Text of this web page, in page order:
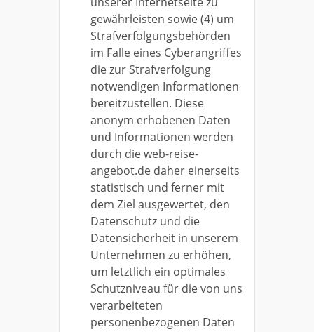
gewährleisten sowie (4) um
Strafverfolgungsbehörden
im Falle eines Cyberangriffes
die zur Strafverfolgung
notwendigen Informationen
bereitzustellen. Diese
anonym erhobenen Daten
und Informationen werden
durch die web-reise-
angebot.de daher einerseits
statistisch und ferner mit
dem Ziel ausgewertet, den
Datenschutz und die
Datensicherheit in unserem
Unternehmen zu erhöhen,
um letztlich ein optimales
Schutzniveau für die von uns
verarbeiteten
personenbezogenen Daten